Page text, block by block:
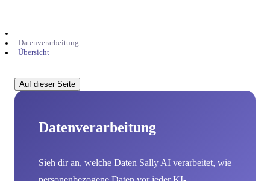
Datenverarbeitung
Übersicht
Auf dieser Seite
Datenverarbeitung
Sieh dir an, welche Daten Sally AI verarbeitet, wie